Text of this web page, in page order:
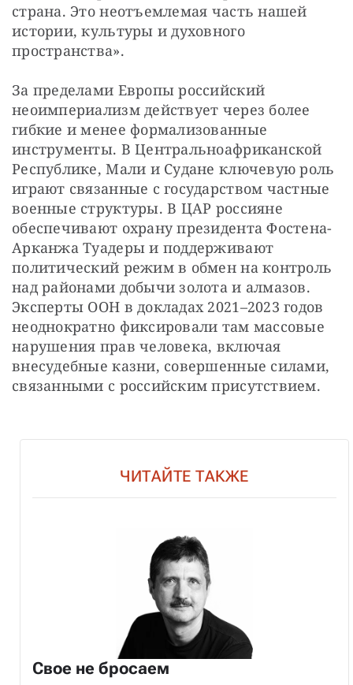
страна. Это неотъемлемая часть нашей
истории, культуры и духовного
пространства».
За пределами Европы российский
неоимпериализм действует через более
гибкие и менее формализованные
инструменты. В Центральноафриканской
Республике, Мали и Судане ключевую роль
играют связанные с государством частные
военные структуры. В ЦАР россияне
обеспечивают охрану президента Фостена-
Арканжа Туадеры и поддерживают
политический режим в обмен на контроль
над районами добычи золота и алмазов.
Эксперты ООН в докладах 2021–2023 годов
неоднократно фиксировали там массовые
нарушения прав человека, включая
внесудебные казни, совершенные силами,
связанными с российским присутствием.
ЧИТАЙТЕ ТАКЖЕ
Свое не бросаем